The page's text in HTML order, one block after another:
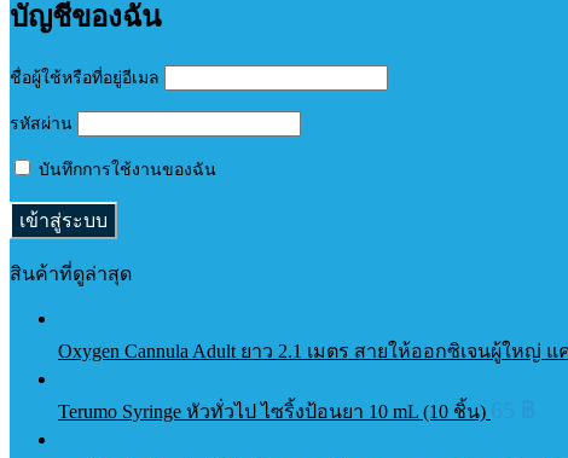
บัญชีของฉัน
ชื่อผู้ใช้หรือที่อยู่อีเมล
รหัสผ่าน
บันทึกการใช้งานของฉัน
สินค้าที่ดูล่าสุด
Oxygen Cannula Adult ยาว 2.1 เมตร สายให้ออกซิเจนผู้ใหญ่
Terumo Syringe หัวทั่วไป ไซริ้งป้อนยา 10 mL (10 ชิ้น)